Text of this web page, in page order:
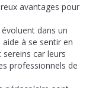
avantages pour
dans un
à se sentir en
car leurs
professionnels de